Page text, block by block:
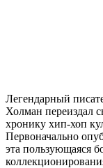
Легендарный
Холман переиздал
хронику хип-хоп
Первоначально
эта пользующаяся